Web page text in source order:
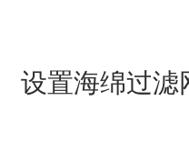
设置海绵过滤